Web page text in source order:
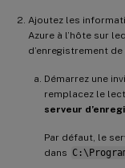
Ajoutez les
Azure à l’hôte sur
d’enregistrement
Démarrez une
remplacez le
serveur
Par défaut, le
dans